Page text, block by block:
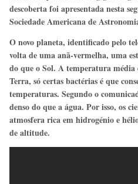
descoberta foi apresentada nesta
Sociedade Americana de
O novo planeta, identificado pelo
volta de uma anã-vermelha, uma
do que o Sol. A temperatura média
Terra, só certas bactérias é que
temperaturas. Segundo o
denso do que a água. Por isso, os
atmosfera rica em hidrogénio e
de altitude.